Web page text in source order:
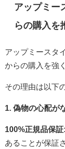
アップミー
らの購入を
アップミースタ
からの購入を強
その理由は以下
1. 偽物の心配が
100%正規品保証:
あることが保証